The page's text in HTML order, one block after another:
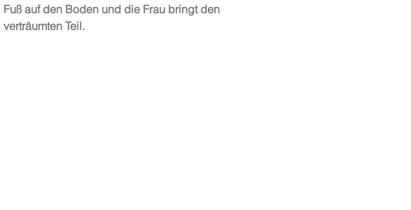
Fuß auf den Boden und die Frau bringt den
verträumten Teil.